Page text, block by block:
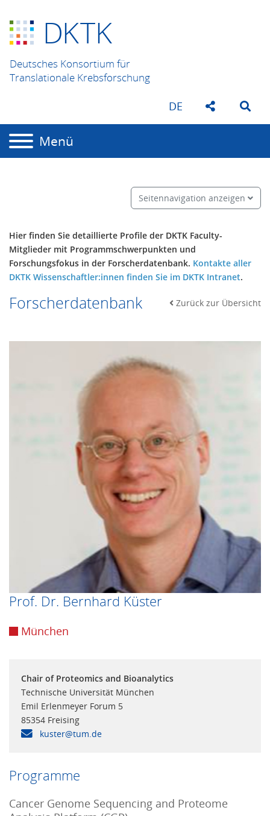
DKTK
Deutsches Konsortium für
Translationale Krebsforschung
DE
Menü
Seitennavigation anzeigen
Hier finden Sie detaillierte Profile der DKTK Faculty-
Mitglieder mit Programmschwerpunkten und
Forschungsfokus in der Forscherdatenbank. Kontakte aller
DKTK Wissenschaftler:innen finden Sie im DKTK Intranet.
Forscherdatenbank Zurück zur Übersicht
Prof. Dr. Bernhard Küster
München
Chair of Proteomics and Bioanalytics
Technische Universität München
Emil Erlenmeyer Forum 5
85354 Freising
kuster@tum.de
Programme
Cancer Genome Sequencing and Proteome